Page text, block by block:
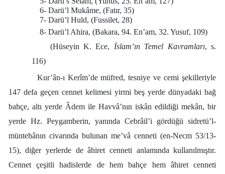
6- Darü’l Mukâme, (Fatır, 35)
7- Darü’l Huld, (Fussilet, 28)
8- Darü’l Ahira, (Bakara, 94. En’am, 32. Yusuf, 109)
(Hüseyin K. Ece, İslam’ın Temel Kavramları, s.
116)
Kur’ân-ı Kerîm’de müfred, tesniye ve cemi şekilleriyle
147 defa geçen cennet kelimesi yirmi beş yerde dünyadaki bağ
bahçe, altı yerde Âdem ile Havvâ’nın iskân edildiği mekân, bir
yerde Hz. Peygamberin, yanında Cebrâil’i gördüğü sidretü’l-
müntehânın civarında bulunan me’vâ cenneti (en-Necm 53/13-
15), diğer yerlerde de âhiret cenneti anlamında kullanılmıştır.
Cennet çeşitli hadislerde de hem bahçe hem âhiret cenneti